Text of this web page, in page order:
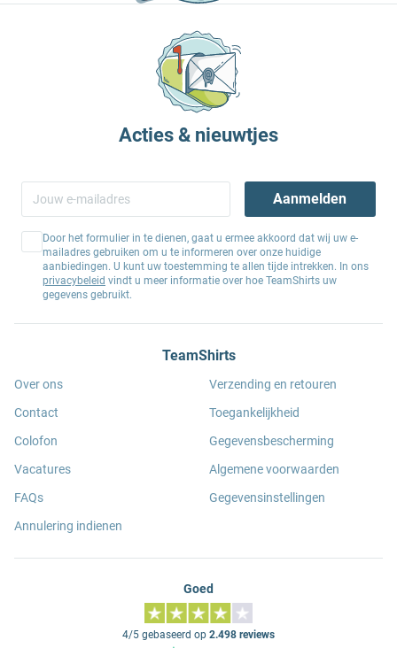
Acties & nieuwtjes
Aanmelden
Door het formulier in te dienen, gaat u ermee akkoord dat wij uw e-
mailadres gebruiken om u te informeren over onze huidige
aanbiedingen. U kunt uw toestemming te allen tijde intrekken. In ons
privacybeleid vindt u meer informatie over hoe TeamShirts uw
gegevens gebruikt.
TeamShirts
Over ons
Contact
Colofon
Vacatures
FAQs
Annulering indienen
Verzending en retouren
Toegankelijkheid
Gegevensbescherming
Algemene voorwaarden
Gegevensinstellingen
Goed
4/5 gebaseerd op 2.498 reviews